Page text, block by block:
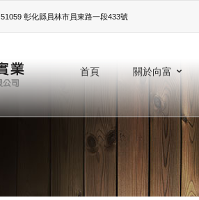
51059 彰化縣員林市員東路一段433號‎
首頁 關於向富